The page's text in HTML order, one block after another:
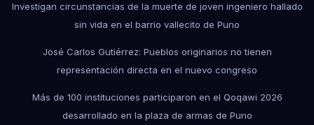
Investigan circunstancias de la muerte de joven ingeniero hallado
sin vida en el barrio vallecito de Puno
José Carlos Gutiérrez: Pueblos originarios no tienen
representación directa en el nuevo congreso
Más de 100 instituciones participaron en el Qoqawi 2026
desarrollado en la plaza de armas de Puno